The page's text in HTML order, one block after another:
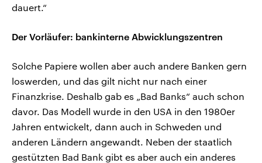
dauert.“
Der Vorläufer: bankinterne Abwicklungszentren
Solche Papiere wollen aber auch andere Banken gern
loswerden, und das gilt nicht nur nach einer
Finanzkrise. Deshalb gab es „Bad Banks“ auch schon
davor. Das Modell wurde in den USA in den 1980er
Jahren entwickelt, dann auch in Schweden und
anderen Ländern angewandt. Neben der staatlich
gestützten Bad Bank gibt es aber auch ein anderes